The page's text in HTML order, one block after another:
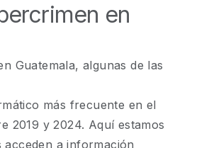
en
Guatemala, algunas de las
más frecuente en el
2019 y 2024. Aquí estamos
acceden a información